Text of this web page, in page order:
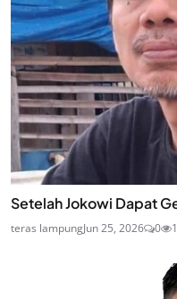
Setelah Jokowi Dapat
teras lampungJun 25, 2026 0